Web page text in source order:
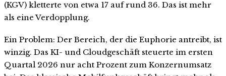
(KGV) kletterte von etwa 17 auf rund 36. Das ist mehr
als eine Verdopplung.
Ein Problem: Der Bereich, der die Euphorie antreibt, ist
winzig. Das KI- und Cloudgeschäft steuerte im ersten
Quartal 2026 nur acht Prozent zum Konzernumsatz